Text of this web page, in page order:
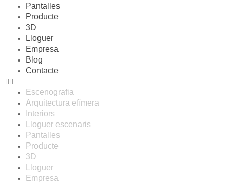
Pantalles
Producte
3D
Lloguer
Empresa
Blog
Contacte
Escenografia
Arquitectura efímera
Interiors
Lloguer escenaris
Pantalles
Producte
3D
Lloguer
Empresa